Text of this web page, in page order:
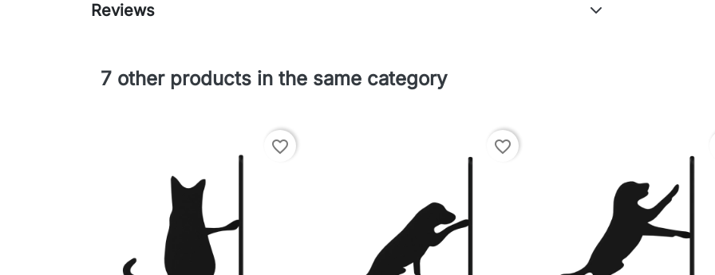
Reviews
7 other products in the same category
favorite_border favorite_border